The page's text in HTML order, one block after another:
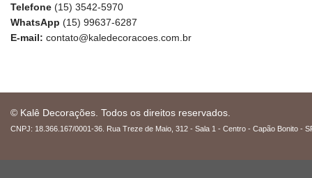
Telefone (15) 3542-5970
WhatsApp (15) 99637-6287
E-mail: contato@kaledecoracoes.com.br
© Kalê Decorações. Todos os direitos reservados.
CNPJ: 18.366.167/0001-36. Rua Treze de Maio, 312 - Sala 1 - Centro - Capão Bonito -